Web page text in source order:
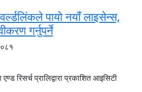
पायो नयाँ लाइसेन्स,
गर्नुपर्ने
रिसर्च प्रालिद्वारा प्रकाशित आइसिटी